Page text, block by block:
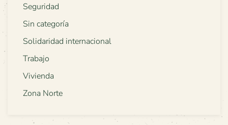
Seguridad
Sin categoría
Solidaridad internacional
Trabajo
Vivienda
Zona Norte